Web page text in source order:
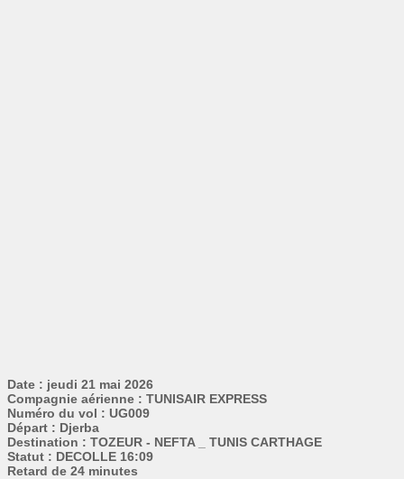
Date : jeudi 21 mai 2026
Compagnie aérienne : TUNISAIR EXPRESS
Numéro du vol : UG009
Départ : Djerba
Destination : TOZEUR - NEFTA _ TUNIS CARTHAGE
Statut : DECOLLE 16:09
Retard de 24 minutes